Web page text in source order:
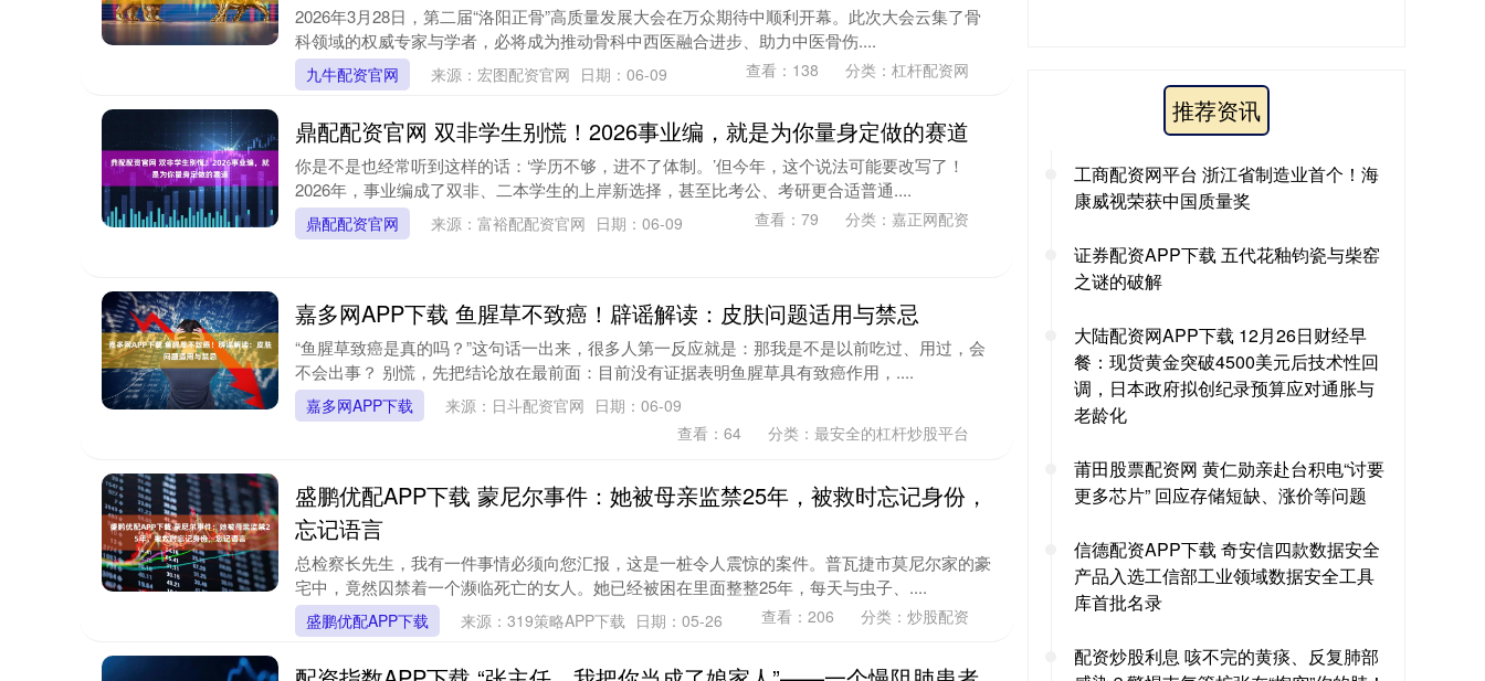
2026年3月28日，第二届“洛阳正骨”高质量发展大会在万众期待中顺利开幕。此次大会云集了骨
科领域的权威专家与学者，必将成为推动骨科中西医融合进步、助力中医骨伤....
九牛配资官网 来源：宏图配资官网 日期：06-09 查看： 138 分类： 杠杆配资网
鼎配配资官网 双非学生别慌！2026事业编，就是为你量身定做的赛道
你是不是也经常听到这样的话：‘学历不够，进不了体制。’但今年，这个说法可能要改写了！
2026年，事业编成了双非、二本学生的上岸新选择，甚至比考公、考研更合适普通....
鼎配配资官网 来源：富裕配配资官网 日期：06-09 查看： 79 分类： 嘉正网配资
嘉多网APP下载 鱼腥草不致癌！辟谣解读：皮肤问题适用与禁忌
“鱼腥草致癌是真的吗？”这句话一出来，很多人第一反应就是：那我是不是以前吃过、用过，会
不会出事？ 别慌，先把结论放在最前面：目前没有证据表明鱼腥草具有致癌作用，....
嘉多网APP下载 来源：日斗配资官网 日期：06-09
查看： 64 分类： 最安全的杠杆炒股平台
盛鹏优配APP下载 蒙尼尔事件：她被母亲监禁25年，被救时忘记身份，
忘记语言
总检察长先生，我有一件事情必须向您汇报，这是一桩令人震惊的案件。普瓦捷市莫尼尔家的豪
宅中，竟然囚禁着一个濒临死亡的女人。她已经被困在里面整整25年，每天与虫子、....
盛鹏优配APP下载 来源：319策略APP下载 日期：05-26 查看： 206 分类： 炒股配资
推荐资讯
工商配资网平台 浙江省制造业首个！海
康威视荣获中国质量奖
证券配资APP下载 五代花釉钧瓷与柴窑
之谜的破解
大陆配资网APP下载 12月26日财经早
餐：现货黄金突破4500美元后技术性回
调，日本政府拟创纪录预算应对通胀与
老龄化
莆田股票配资网 黄仁勋亲赴台积电“讨要
更多芯片” 回应存储短缺、涨价等问题
信德配资APP下载 奇安信四款数据安全
产品入选工信部工业领域数据安全工具
库首批名录
配资炒股利息 咳不完的黄痰、反复肺部